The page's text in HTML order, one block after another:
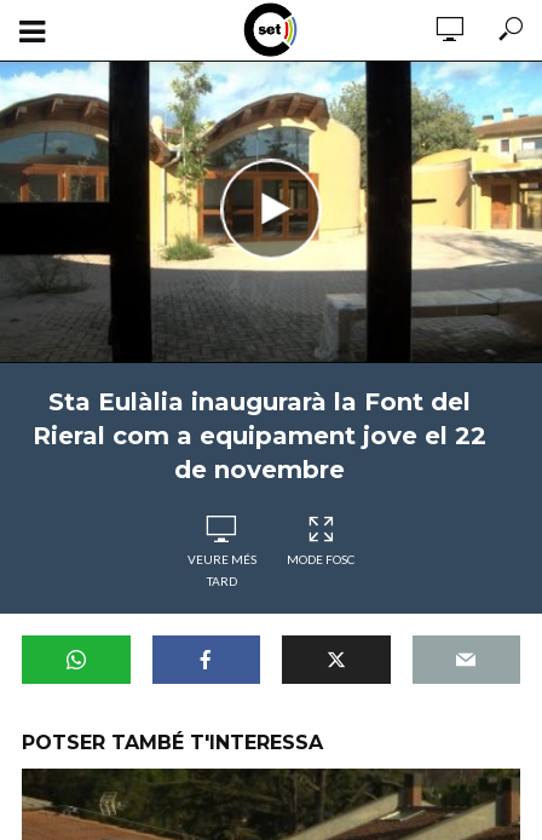
Sta Eulàlia inaugurarà la Font del
Rieral com a equipament jove el 22
de novembre
VEURE MÉS
TARD
MODE FOSC
POTSER TAMBÉ T'INTERESSA